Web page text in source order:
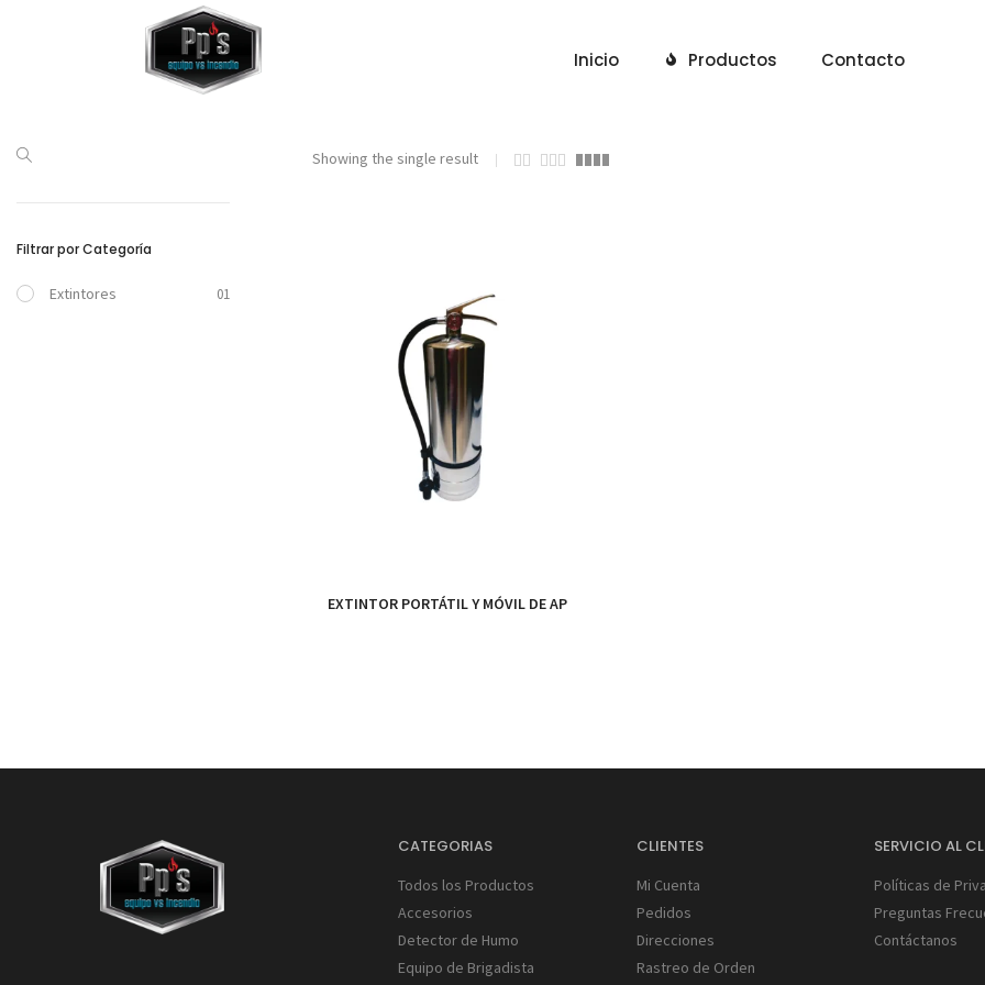
Inicio Productos Contacto
Showing the single result
EXTINTOR PORTÁTIL Y MÓVIL DE AP
Filtrar por Categoría
Extintores 01
CATEGORIAS
Todos los Productos
Accesorios
Detector de Humo
Equipo de Brigadista
CLIENTES
Mi Cuenta
Pedidos
Direcciones
Rastreo de Orden
SERVICIO AL
Políticas de
Preguntas
Contáctanos